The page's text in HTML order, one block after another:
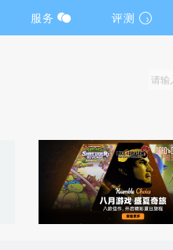
服务 评测